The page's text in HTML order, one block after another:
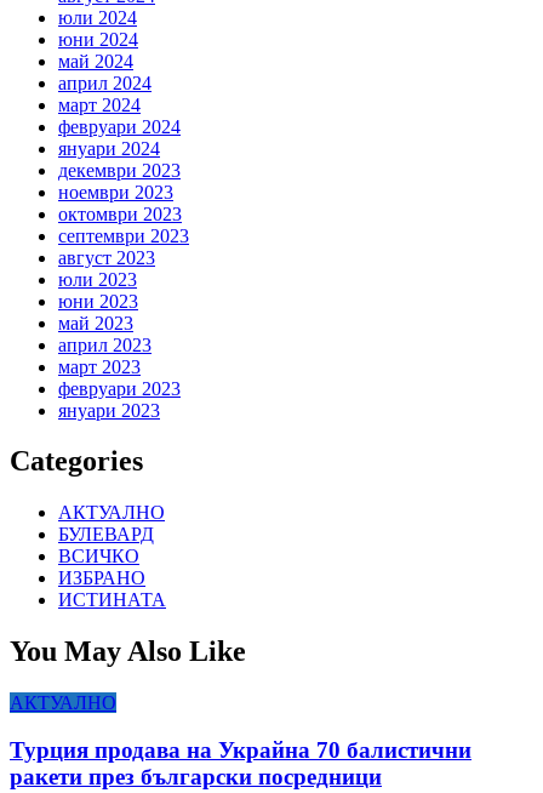
юли 2024
юни 2024
май 2024
април 2024
март 2024
февруари 2024
януари 2024
декември 2023
ноември 2023
октомври 2023
септември 2023
август 2023
юли 2023
юни 2023
май 2023
април 2023
март 2023
февруари 2023
януари 2023
Categories
АКТУАЛНО
БУЛЕВАРД
ВСИЧКО
ИЗБРАНО
ИСТИНАТА
You May Also Like
АКТУАЛНО
Турция продава на Украйна 70 балистични
ракети през български посредници